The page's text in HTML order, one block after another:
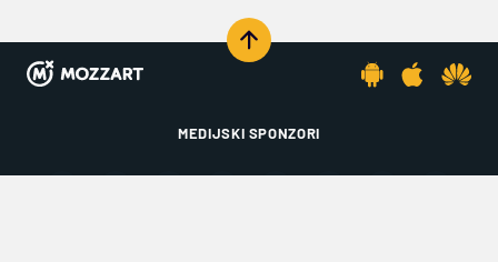
KOMENTARIŠI
MEDIJSKI SPONZORI